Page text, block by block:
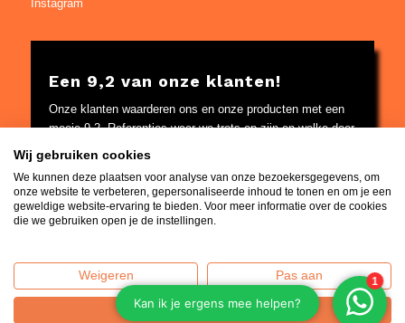
Instagram
Een 9,2 van onze klanten!
Onze klanten waarderen ons en onze producten met een
mooie 9,2. Referenties waar we trots op zijn en welke door
Google worden gecontroleerd.
Bekijkhierde referenties
Home|Contact|Algemene voorwaarden|Over ons|Privacy
| © 2014 - 2026 - Vuur-tafels.nl | KvK: 65511883 |
Wij gebruiken cookies
We kunnen deze plaatsen voor analyse van onze bezoekersgegevens, om
onze website te verbeteren, gepersonaliseerde inhoud te tonen en om je een
geweldige website-ervaring te bieden. Voor meer informatie over de cookies
die we gebruiken open je de instellingen.
Weigeren Pas aan
Accepteren